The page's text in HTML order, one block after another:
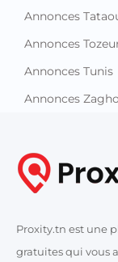
Annonces
Annonces
Annonces Tunis
Annonces
Proxity.tn est une
gratuites qui vous